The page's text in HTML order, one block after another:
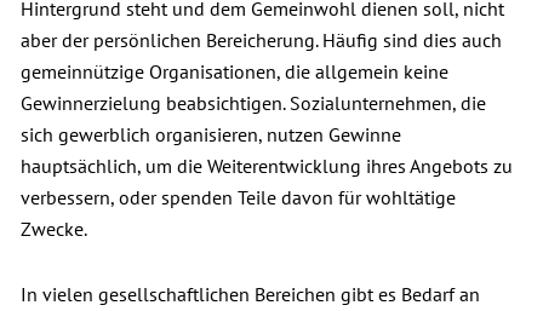
Hintergrund steht und dem Gemeinwohl dienen soll, nicht
aber der persönlichen Bereicherung. Häufig sind dies auch
gemeinnützige Organisationen, die allgemein keine
Gewinnerzielung beabsichtigen. Sozialunternehmen, die
sich gewerblich organisieren, nutzen Gewinne
hauptsächlich, um die Weiterentwicklung ihres Angebots zu
verbessern, oder spenden Teile davon für wohltätige
Zwecke.
In vielen gesellschaftlichen Bereichen gibt es Bedarf an